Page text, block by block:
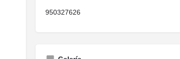
950327626